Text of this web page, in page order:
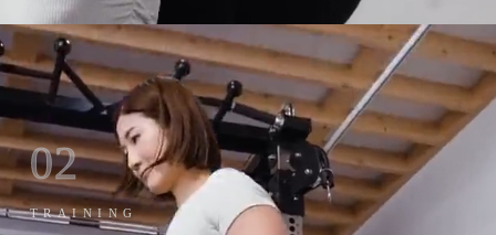
02
TRAINING